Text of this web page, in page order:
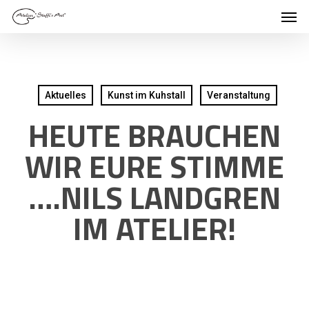
Skip
Aktuelles Kunst im Kuhstall Veranstaltung
HEUTE BRAUCHEN
WIR EURE STIMME
….NILS LANDGREN
IM ATELIER!